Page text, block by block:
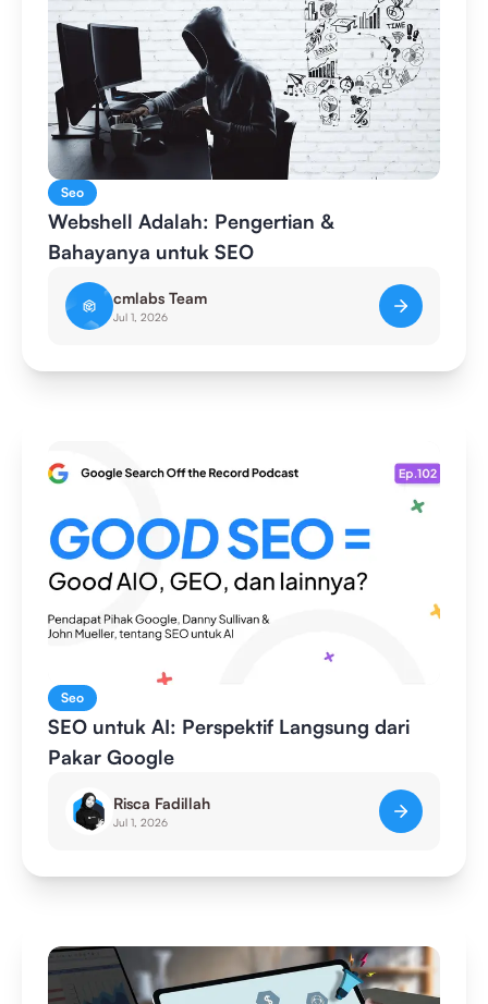
Seo
Webshell Adalah: Pengertian &
Bahayanya untuk SEO
cmlabs Team
Jul 1, 2026
Seo
SEO untuk AI: Perspektif Langsung dari
Pakar Google
Risca Fadillah
Jul 1, 2026